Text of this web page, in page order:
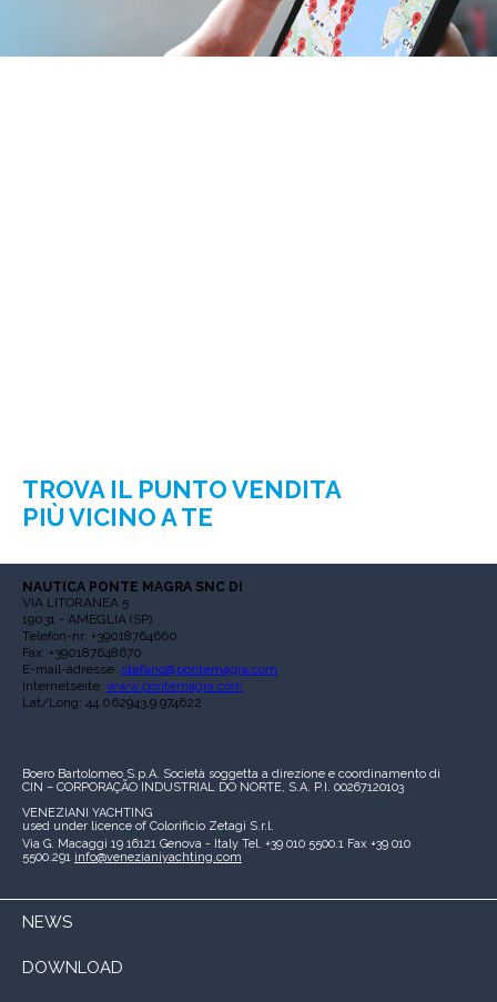
TROVA IL PUNTO VENDITA
PIÙ VICINO A TE
NAUTICA PONTE MAGRA SNC DI
VIA LITORANEA 5
19031 - AMEGLIA (SP)
Telefon-nr: +39018764660
Fax: +390187648670
E-mail-adresse: stefano@pontemagra.com
Internetseite: www.pontemagra.com
Lat/Long: 44.062943,9.974622
Boero Bartolomeo S.p.A. Società soggetta a direzione e coordinamento di
CIN – CORPORAÇÃO INDUSTRIAL DO NORTE, S.A. P.I. 00267120103
VENEZIANI YACHTING
used under licence of Colorificio Zetagi S.r.l.
Via G. Macaggi 19 16121 Genova - Italy Tel. +39 010 5500.1 Fax +39 010
5500.291 info@venezianiyachting.com
NEWS
DOWNLOAD